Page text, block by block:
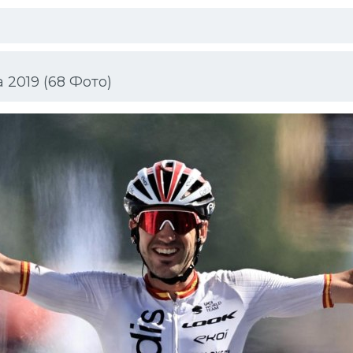
2019 (68 Фото)